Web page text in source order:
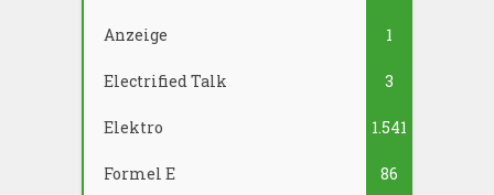
Anzeige 1
Electrified Talk 3
Elektro 1.541
Formel E 86